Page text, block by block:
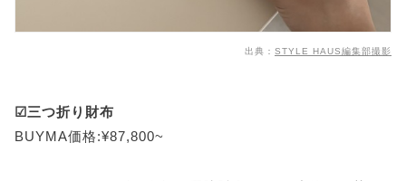
出典： STYLE HAUS編集部撮影
☑三つ折り財布
BUYMA価格:¥87,800~